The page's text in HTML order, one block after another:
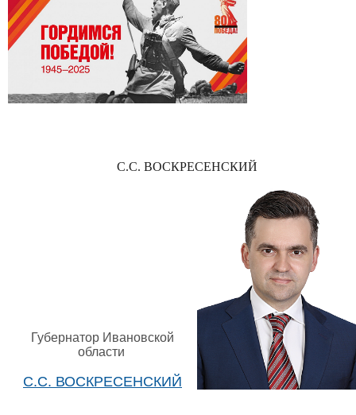
С.С. ВОСКРЕСЕНСКИЙ
Губернатор Ивановской
области
С.С. ВОСКРЕСЕНСКИЙ